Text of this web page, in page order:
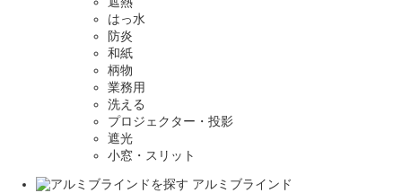
はっ水
防炎
和紙
柄物
業務用
洗える
プロジェクター・投影
遮光
小窓・スリット
アルミブラインド